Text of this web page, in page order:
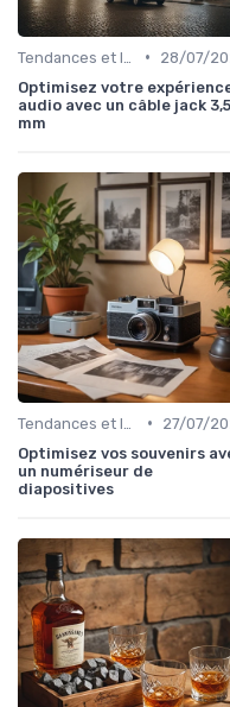
•
28/07/
Optimisez votre
audio avec un câble jack 3,5
mm
•
27/07/
Optimisez vos souvenirs
un numériseur de
diapositives